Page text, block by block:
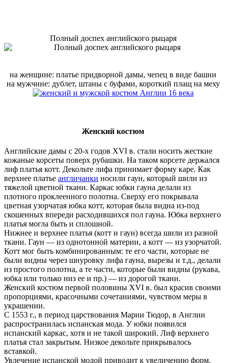
Полный доспех английского рыцаря
на женщине: платье придворной дамы, чепец в виде башни
на мужчине: дублет, штаны с буфами, короткий плащ на меху
Женский костюм
Английские дамы с 20-х годов XVI в. стали носить жесткие
кожаные корсеты поверх рубашки. На таком корсете держался
лиф платья котт. Декольте лифа принимает форму каре. Как
верхнее платье англичанки носили гаун, который шили из
тяжелой цветной ткани. Каркас юбки гауна делали из
плотного проклеенного полотна. Сверху его покрывала
цветная узорчатая юбка котт, которая была видна из-под
скошенных впереди расходившихся пол гауна. Юбка верхнего
платья могла быть и сплошной.
Нижнее и верхнее платья (котт и гаун) всегда шили из разной
ткани. Гаун — из однотонной материи, а котт — из узорчатой.
Котт мог быть комбинированным: те его части, которые не
были видны через шнуровку лифа гауна, вырезы и т.д., делали
из простого полотна, а те части, которые были видны (рукава,
юбка или только низ ее и пр.) — из дорогой ткани.
Женский костюм первой половины XVI в. был красив своими
пропорциями, красочными сочетаниями, чувством меры в
украшении.
С 1553 г., в период царствования Марии Тюдор, в Англии
распространилась испанская мода. У юбки появился
испанский каркас, хотя и не такой широкий. Лиф верхнего
платья стал закрытым. Низкое декольте прикрывалось
вставкой.
Увлечение испанской модой приводит к увеличению форм,